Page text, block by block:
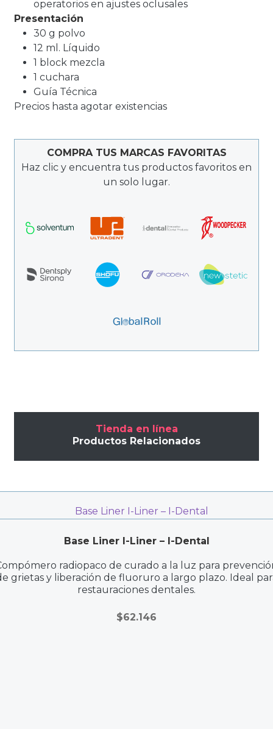
operatorios en ajustes oclusales
Presentación
30 g polvo
12 ml. Líquido
1 block mezcla
1 cuchara
Guía Técnica
Precios hasta agotar existencias
COMPRA TUS MARCAS FAVORITAS
Haz clic y encuentra tus productos favoritos en
un solo lugar.
Tienda en línea
Productos Relacionados
Base Liner I-Liner – I-Dental
radiopaco de curado a la luz para
grietas y liberación de fluoruro a largo plazo. Ideal
restauraciones dentales.
$62.146